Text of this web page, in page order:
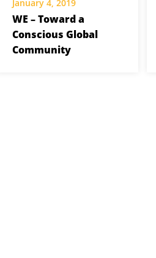
January 4, 2019
WE – Toward a
Conscious Global
Community